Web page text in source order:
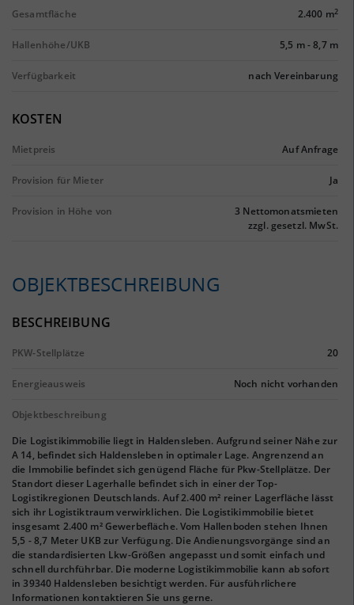
Gesamtfläche 2.400 m2
Hallenhöhe/UKB 5,5 m-8,7 m
Verfügbarkeit nach Vereinbarung
KOSTEN
Mietpreis Auf Anfrage
Provision für Mieter Ja
Provision in Höhe von
3 Nettomonatsmieten
zzgl. gesetzl. MwSt.
OBJEKTBESCHREIBUNG
BESCHREIBUNG
PKW-Stellplätze 20
Energieausweis Noch nicht vorhanden
Objektbeschreibung
Die Logistikimmobilie liegt in Haldensleben. Aufgrund seiner Nähe zur
A 14, befindet sich Haldensleben in optimaler Lage. Angrenzend an
die Immobilie befindet sich genügend Fläche für Pkw-Stellplätze. Der
Standort dieser Lagerhalle befindet sich in einer der Top-
Logistikregionen Deutschlands. Auf 2.400 m² reiner Lagerfläche lässt
sich ihr Logistiktraum verwirklichen. Die Logistikimmobilie bietet
insgesamt 2.400 m² Gewerbefläche. Vom Hallenboden stehen Ihnen
5,5 - 8,7 Meter UKB zur Verfügung. Die Andienungsvorgänge sind an
die standardisierten Lkw-Größen angepasst und somit einfach und
schnell durchführbar. Die moderne Logistikimmobilie kann ab sofort
in 39340 Haldensleben besichtigt werden. Für ausführlichere
Informationen kontaktieren Sie uns gerne.